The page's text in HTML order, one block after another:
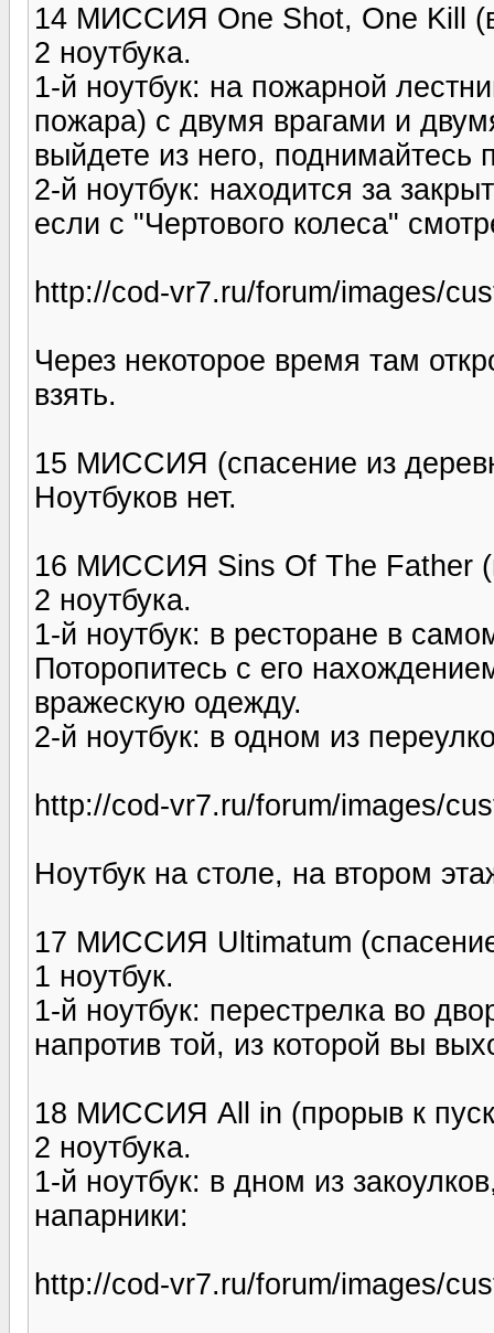
14 МИССИЯ One Shot, One Kill
2 ноутбука.
1-й ноутбук: на пожарной
пожара) с двумя врагами и
выйдете из него, поднимайтесь
2-й ноутбук: находится за
если с "Чертового колеса"
http://cod-vr7.ru/forum/images/
Через некоторое время там
взять.
15 МИССИЯ (спасение из
Ноутбуков нет.
16 МИССИЯ Sins Of The Father
2 ноутбука.
1-й ноутбук: в ресторане в
Поторопитесь с его
вражескую одежду.
2-й ноутбук: в одном из
http://cod-vr7.ru/forum/images/
Ноутбук на столе, на втором
17 МИССИЯ Ultimatum
1 ноутбук.
1-й ноутбук: перестрелка во
напротив той, из которой вы
18 МИССИЯ All in (прорыв к
2 ноутбука.
1-й ноутбук: в дном из
напарники:
http://cod-vr7.ru/forum/images/